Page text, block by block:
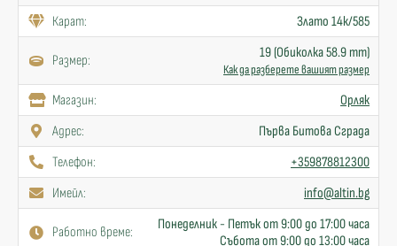
Карат:
Злато 14к/585
Размер: 19 (Обиколка 58.9 mm)
Как да разберете вашият размер
Mагазин:
Орляк
Адрес:
Първа Битова Сграда
Телефон:
+359878812300
Имейл:
info@altin.bg
Работно време:
Понеделник - Петък от 9:00 до 17:00 часа
Събота от 9:00 до 13:00 часа